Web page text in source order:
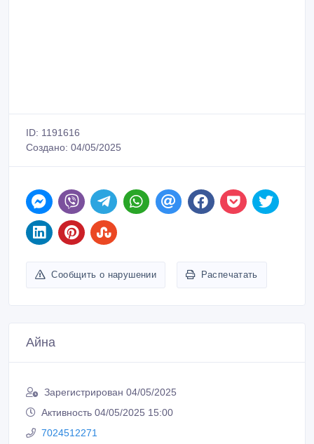
ID: 1191616
Создано: 04/05/2025
Сообщить о нарушении Распечатать
Айна
Зарегистрирован 04/05/2025
Активность 04/05/2025 15:00
7024512271